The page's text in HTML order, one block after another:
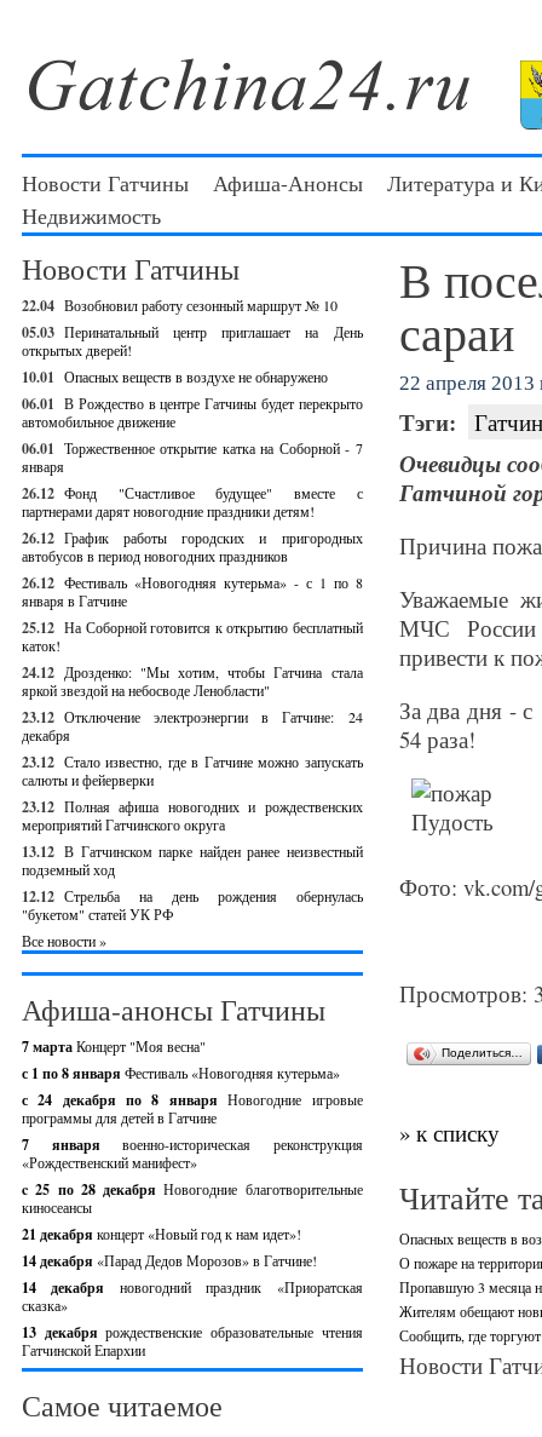
Новости Гатчины Афиша-Анонсы
Литература и
Недвижимость
Новости Гатчины
22.04 Возобновил работу сезонный маршрут № 10
05.03 Перинатальный центр приглашает на День
открытых дверей!
10.01 Опасных веществ в воздухе не обнаружено
06.01 В Рождество в центре Гатчины будет перекрыто
автомобильное движение
06.01 Торжественное открытие катка на Соборной - 7
января
26.12 Фонд "Счастливое будущее" вместе с
партнерами дарят новогодние праздники детям!
26.12 График работы городских и пригородных
автобусов в период новогодних праздников
26.12 Фестиваль «Новогодняя кутерьма» - с 1 по 8
января в Гатчине
25.12 На Соборной готовится к открытию бесплатный
каток!
24.12 Дрозденко: "Мы хотим, чтобы Гатчина стала
яркой звездой на небосводе Ленобласти"
23.12 Отключение электроэнергии в Гатчине: 24
декабря
23.12 Стало известно, где в Гатчине можно запускать
салюты и фейерверки
23.12 Полная афиша новогодних и рождественских
мероприятий Гатчинского округа
13.12 В Гатчинском парке найден ранее неизвестный
подземный ход
12.12 Стрельба на день рождения обернулась
"букетом" статей УК РФ
Все новости »
Афиша-анонсы Гатчины
7 мартаКонцерт "Моя весна"
с 1 по 8 января Фестиваль «Новогодняя кутерьма»
с 24 декабря по 8 январяНовогодние игровые
программы для детей в Гатчине
7 январявоенно-историческая реконструкция
«Рождественский манифест»
c 25 по 28 декабряНовогодние благотворительные
киносеансы
21 декабря концерт «Новый год к нам идет»!
14 декабря «Парад Дедов Морозов» в Гатчине!
14 декабря новогодний праздник «Приоратская
сказка»
13 декабрярождественские образовательные чтения
Гатчинской Епархии
Самое читаемое
В
сараи
22 апреля 2013
Тэги:
Очевидцы
Гатчиной
Причина
Уважаемые
МЧС России
привести к
За два дня -
54 раза!
Фото: vk.com/
Просмотров:
Поделиться…
» к списку
Читайте
Опасных веществ в
О пожаре на
Пропавшую 3 месяца
Жителям обещают
Сообщить, где
Новости